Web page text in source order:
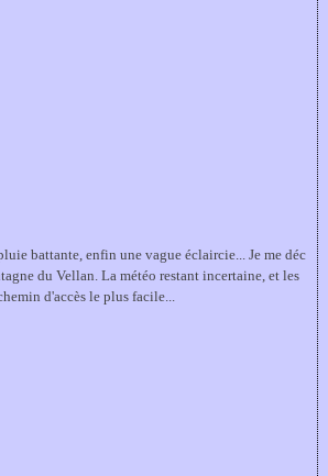
battante, enfin une vague éclaircie... Je me déc
du Vellan. La météo restant incertaine, et les
d'accès le plus facile...